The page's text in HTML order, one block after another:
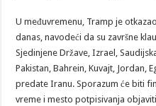
U međuvremenu, Tramp je
danas, navodeći da su završne
Sjedinjene Države, Izrael,
Pakistan, Bahrein, Kuvajt, Jordan,
predate Iranu. Sporazum će biti
vreme i mesto potpisivanja